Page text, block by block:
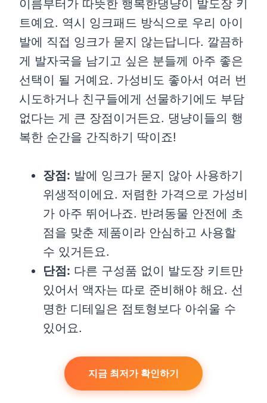
이름부터가 따뜻한 행복한댕냥이 발도장 키
트예요. 역시 잉크패드 방식으로 우리 아이
발에 직접 잉크가 묻지 않는답니다. 깔끔하
게 발자국을 남기고 싶은 분들께 아주 좋은
선택이 될 거예요. 가성비도 좋아서 여러 번
시도하거나 친구들에게 선물하기에도 부담
없다는 게 큰 장점이거든요. 댕냥이들의 행
복한 순간을 간직하기 딱이죠!
장점: 발에 잉크가 묻지 않아 사용하기
위생적이에요. 저렴한 가격으로 가성비
가 아주 뛰어나죠. 반려동물 안전에 초
점을 맞춘 제품이라 안심하고 사용할
수 있거든요.
단점: 다른 구성품 없이 발도장 키트만
있어서 액자는 따로 준비해야 해요. 선
명한 디테일은 점토형보다 아쉬울 수
있어요.
지금 최저가 확인하기